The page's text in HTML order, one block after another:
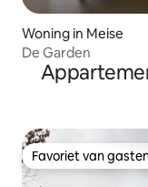
Woning in Meise
De Garden
Favoriet van
Favoriet van